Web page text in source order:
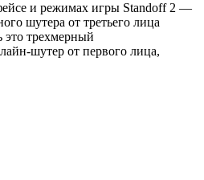
и режимах игры Standoff 2 —
шутера от третьего лица
это трехмерный
шутер от первого лица,